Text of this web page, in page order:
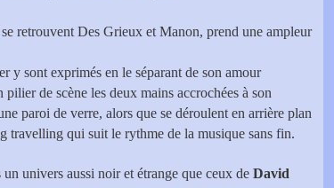
retrouvent Des Grieux et Manon, prend une ampleur
y sont exprimés en le séparant de son amour
de scène les deux mains accrochées à son
paroi de verre, alors que se déroulent en arrière plan
travelling qui suit le rythme de la musique sans fin.
univers aussi noir et étrange que ceux de David